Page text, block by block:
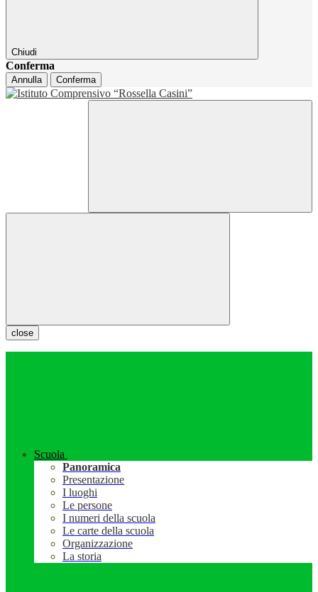
Chiudi
Conferma
Annulla Conferma
close
Scuola
Panoramica
Presentazione
I luoghi
Le persone
I numeri della scuola
Le carte della scuola
Organizzazione
La storia